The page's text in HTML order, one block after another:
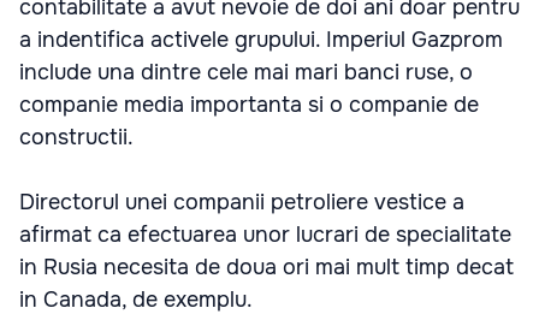
contabilitate a avut nevoie de doi ani doar pentru
a indentifica activele grupului. Imperiul Gazprom
include una dintre cele mai mari banci ruse, o
companie media importanta si o companie de
constructii.
Directorul unei companii petroliere vestice a
afirmat ca efectuarea unor lucrari de specialitate
in Rusia necesita de doua ori mai mult timp decat
in Canada, de exemplu.